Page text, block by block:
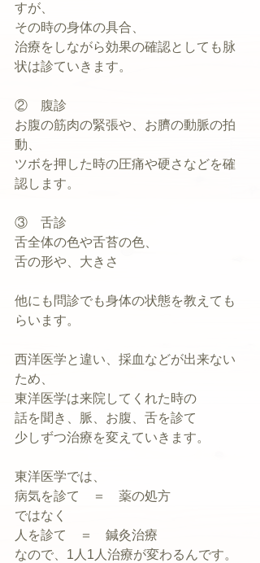
すが、
その時の身体の具合、
治療をしながら効果の確認としても脉
状は診ていきます。
②　腹診
お腹の筋肉の緊張や、お臍の動脈の拍
動、
ツボを押した時の圧痛や硬さなどを確
認します。
③　舌診
舌全体の色や舌苔の色、
舌の形や、大きさ
他にも問診でも身体の状態を教えても
らいます。
西洋医学と違い、採血などが出来ない
ため、
東洋医学は来院してくれた時の
話を聞き、脈、お腹、舌を診て
少しずつ治療を変えていきます。
東洋医学では、
病気を診て　＝　薬の処方
ではなく
人を診て　＝　鍼灸治療
なので、1人1人治療が変わるんです。